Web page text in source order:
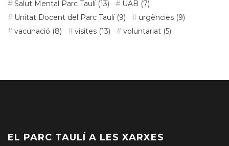
Salut Mental Parc Taulí(13) UAB (7)
Unitat Docent del Parc Taulí(9) urgències (9)
vacunació (8) visites (13) voluntariat (5)
EL PARC TAULÍ A LES XARXES